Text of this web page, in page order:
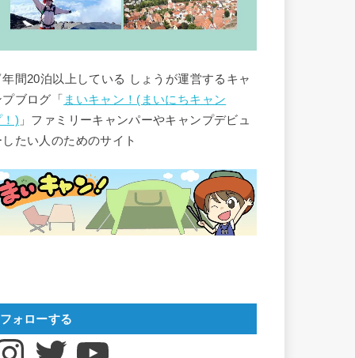
間20泊以上している しょうが運営するキャ
ブログ「 まいキャン！(まいにちキャン
！) 」ファミリーキャンパーやキャンプデビュ
したい人のためのサイト
フォローする
Twitter YouTube